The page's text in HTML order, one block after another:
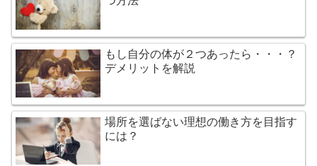
もし自分の体が２つあったら・・・？
デメリットを解説
場所を選ばない理想の働き方を目指す
には？